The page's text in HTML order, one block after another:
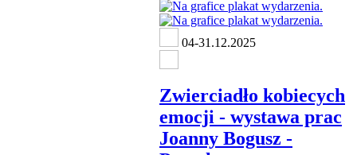
04-31.12.2025
Zwierciadło kobiecych
emocji - wystawa prac
Joanny Bogusz -